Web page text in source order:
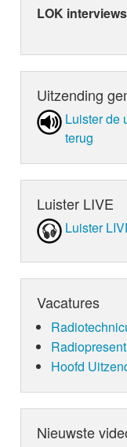
LOK
Uitzending
Luister de
terug
Luister LIVE
Luister
Vacatures
Hoofd
Nieuwste